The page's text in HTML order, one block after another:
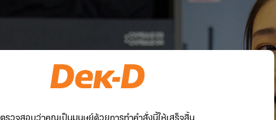
ตรวจสอบว่าคุณเป็นมนุษย์ด้วยการทำคำสั่งนี้ให้เสร็จสิ้น